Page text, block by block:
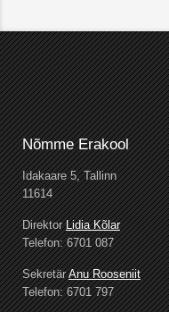
Nõmme Erakool
Idakaare 5, Tallinn
11614
DirektorLidia Kõlar
Telefon: 6701 087
SekretärAnu Rooseniit
Telefon: 6701 797